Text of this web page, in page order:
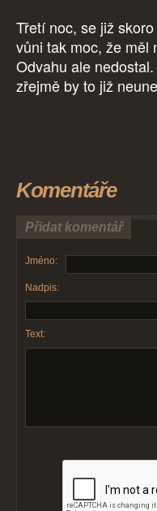
Třetí noc, se již
vůni tak moc, že měl
Odvahu ale
zřejmě by to již
Komentáře
Přidat komentář
Jméno:
Nadpis:
Text: